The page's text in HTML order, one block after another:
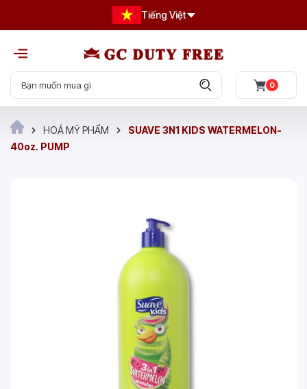
Tiếng Việt
0
HOÁ MỸ PHẨM
SUAVE 3N1 KIDS WATERMELON-
40oz. PUMP